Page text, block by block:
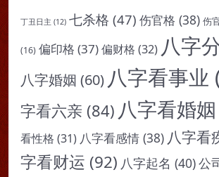
丁丑日主 (12) 七杀格 (47) 伤官格 (38) 伤
(16) 偏印格 (37)偏财格 (32) 八字
八字婚姻 (60) 八字看事业
字看六亲 (84) 八字看婚姻
看性格 (31) 八字看感情 (38) 八字看
字看财运 (92) 八字起名 (40)公